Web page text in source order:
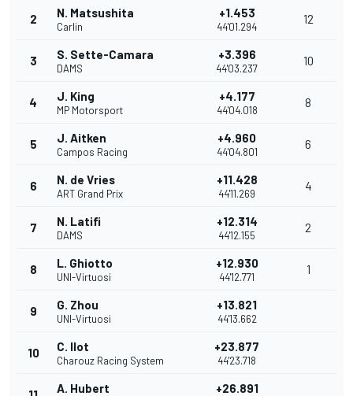
2 N. Matsushita
Carlin
+1.453
44'01.294
12
3 S. Sette-Camara
DAMS
+3.396
44'03.237
10
4 J. King
MP Motorsport
+4.177
44'04.018
8
5 J. Aitken
Campos Racing
+4.960
44'04.801
6
6 N. de Vries
ART Grand Prix
+11.428
44'11.269
4
7 N. Latifi
DAMS
+12.314
44'12.155
2
8 L. Ghiotto
UNI-Virtuosi
+12.930
44'12.771
1
9 G. Zhou
UNI-Virtuosi
+13.821
44'13.662
10 C. Ilot
Charouz Racing System
+23.877
44'23.718
A. Hubert +26.891